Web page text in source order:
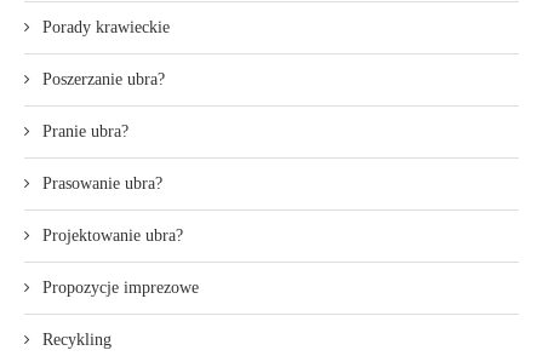
Porady krawieckie
Poszerzanie ubra?
Pranie ubra?
Prasowanie ubra?
Projektowanie ubra?
Propozycje imprezowe
Recykling